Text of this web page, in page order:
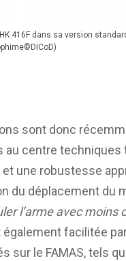
416F dans sa version
sont donc
centre techniques
une robustesse
du déplacement du
l’arme avec moins
également facilitée
sur le FAMAS, tels